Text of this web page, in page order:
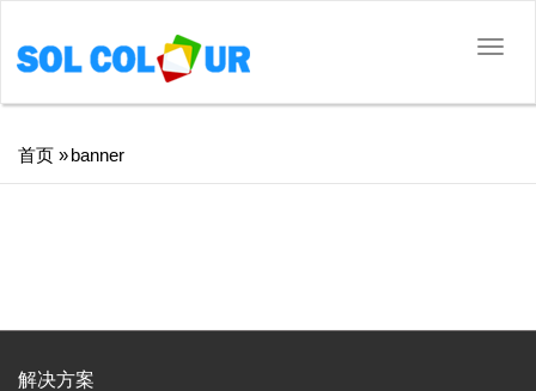
切
导
面
首页 »banner
解决方案